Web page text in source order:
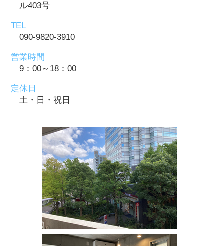
ル403号
TEL
090-9820-3910
営業時間
9：00～18：00
定休日
土・日・祝日